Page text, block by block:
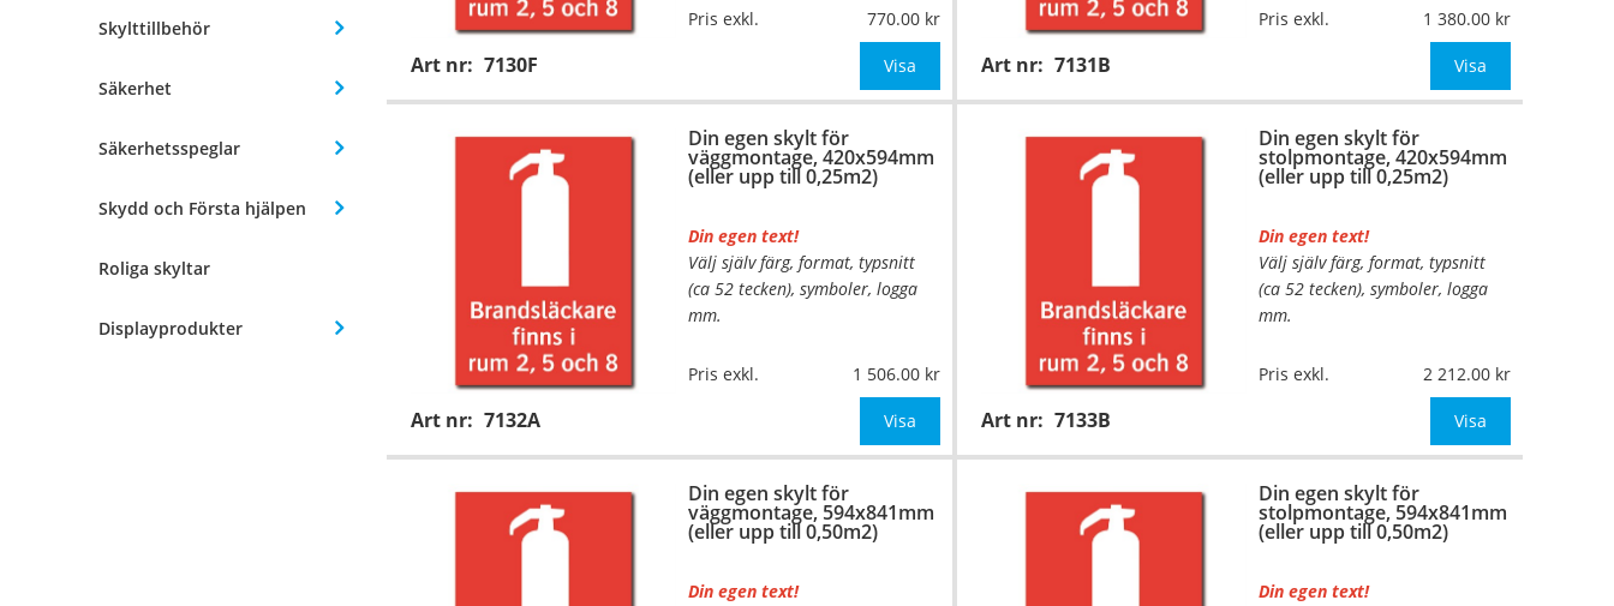
Skylttillbehör
Säkerhet
Säkerhetsspeglar
Skydd och Första hjälpen
Roliga skyltar
Displayprodukter
Art nr: 7130F
Material:
Självhäftande folie
297x420mm (eller annat
OBS!
Pris exkl. 770.00
Visa Art nr: 7131B
Material:
Kantvikt aluminium,
297x420mm (eller annat
Be om offert vid an
Pris exkl. 1 380.00
Visa
Din egen skylt för
väggmontage, 420x594mm
(eller upp till 0,25m2)
Art nr: 7132A
Din egen text!
Välj själv färg, format, typsnitt
(ca 52 tecken), symboler, logga
mm.
Material:
Plan aluminium,
0,7mm (väggmontage)
420x594mm (eller annat
Be om offert vid antal
Pris exkl. 1 506.00
Visa
Din egen skylt för
stolpmontage, 420x594mm
(eller upp till 0,25m2)
Art nr: 7133B
Din egen text!
Välj själv färg, format, typsnitt
(ca 52 tecken), symboler, logga
mm.
Material:
Kantvikt aluminium,
420x594mm (eller annat
Be om offert vid an
Pris exkl. 2 212.00
Visa
Din egen skylt för
väggmontage, 594x841mm
(eller upp till 0,50m2)
Din egen text!
Din egen skylt för
stolpmontage, 594x841mm
(eller upp till 0,50m2)
Din egen text!